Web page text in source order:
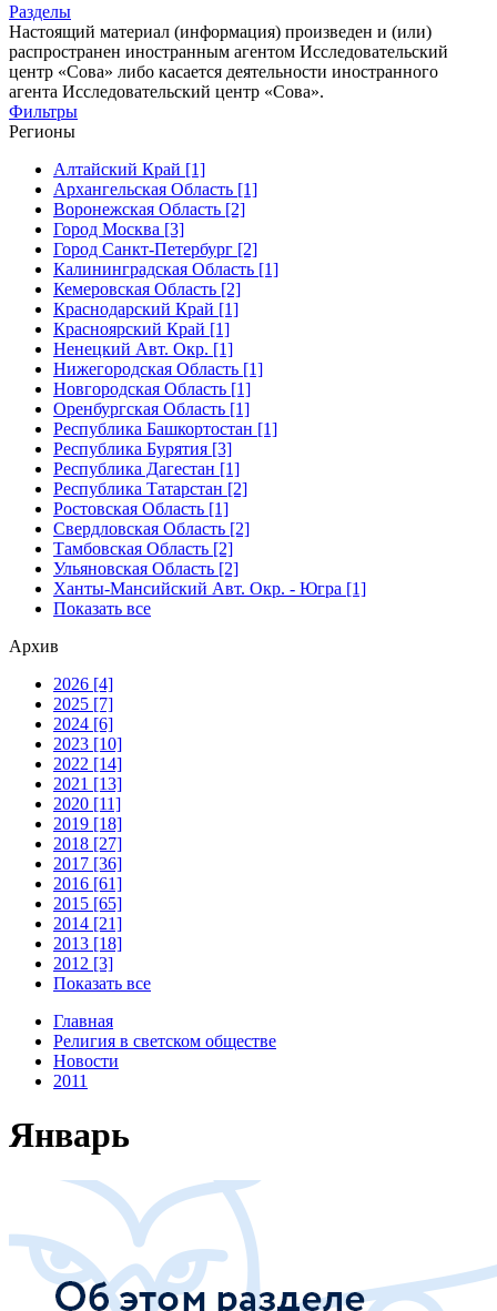
Разделы
Настоящий материал (информация) произведен и (или)
распространен иностранным агентом Исследовательский
центр «Сова» либо касается деятельности иностранного
агента Исследовательский центр «Сова».
Фильтры
Регионы
Алтайский Край [1]
Архангельская Область [1]
Воронежская Область [2]
Город Москва [3]
Город Санкт-Петербург [2]
Калининградская Область [1]
Кемеровская Область [2]
Краснодарский Край [1]
Красноярский Край [1]
Ненецкий Авт. Окр. [1]
Нижегородская Область [1]
Новгородская Область [1]
Оренбургская Область [1]
Республика Башкортостан [1]
Республика Бурятия [3]
Республика Дагестан [1]
Республика Татарстан [2]
Ростовская Область [1]
Свердловская Область [2]
Тамбовская Область [2]
Ульяновская Область [2]
Ханты-Мансийский Авт. Окр. - Югра [1]
Показать все
Архив
2026 [4]
2025 [7]
2024 [6]
2023 [10]
2022 [14]
2021 [13]
2020 [11]
2019 [18]
2018 [27]
2017 [36]
2016 [61]
2015 [65]
2014 [21]
2013 [18]
2012 [3]
Показать все
Главная
Религия в светском обществе
Новости
2011
Январь